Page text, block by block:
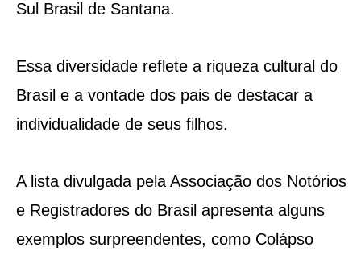
Sul Brasil de Santana.
Essa diversidade reflete a riqueza cultural do
Brasil e a vontade dos pais de destacar a
individualidade de seus filhos.
A lista divulgada pela Associação dos Notórios
e Registradores do Brasil apresenta alguns
exemplos surpreendentes, como Colápso